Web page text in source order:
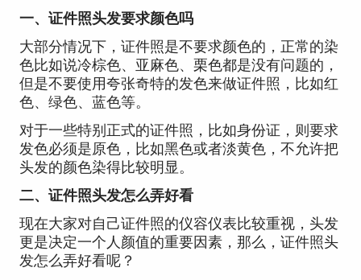
一、证件照头发要求颜色吗
大部分情况下，证件照是不要求颜色的，正常的染
色比如说冷棕色、亚麻色、栗色都是没有问题的，
但是不要使用夸张奇特的发色来做证件照，比如红
色、绿色、蓝色等。
对于一些特别正式的证件照，比如身份证，则要求
发色必须是原色，比如黑色或者淡黄色，不允许把
头发的颜色染得比较明显。
二、证件照头发怎么弄好看
现在大家对自己证件照的仪容仪表比较重视，头发
更是决定一个人颜值的重要因素，那么，证件照头
发怎么弄好看呢？